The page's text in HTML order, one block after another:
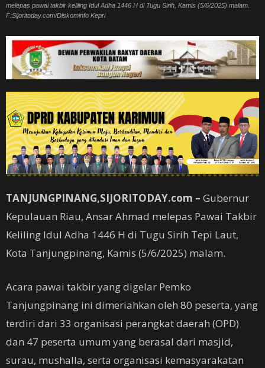
melepas pawai takbir keliling Idul Adha 1446 H di Tugu Sirih, Kamis (5/6/2025) malam.
F:Sijoritoday.com/Diskominfo Kepri
TANJUNGPINANG,SIJORITODAY.com – Gubernur
Kepulauan Riau, Ansar Ahmad melepas Pawai Takbir
Keliling Idul Adha 1446 H di Tugu Sirih Tepi Laut,
Kota Tanjungpinang, Kamis (5/6/2025) malam.
Acara pawai takbir yang digelar Pemko
Tanjungpinang ini dimeriahkan oleh 80 peserta, yang
terdiri dari 33 organisasi perangkat daerah (OPD)
dan 47 peserta umum yang berasal dari masjid,
surau, mushalla, serta organisasi kemasyarakatan